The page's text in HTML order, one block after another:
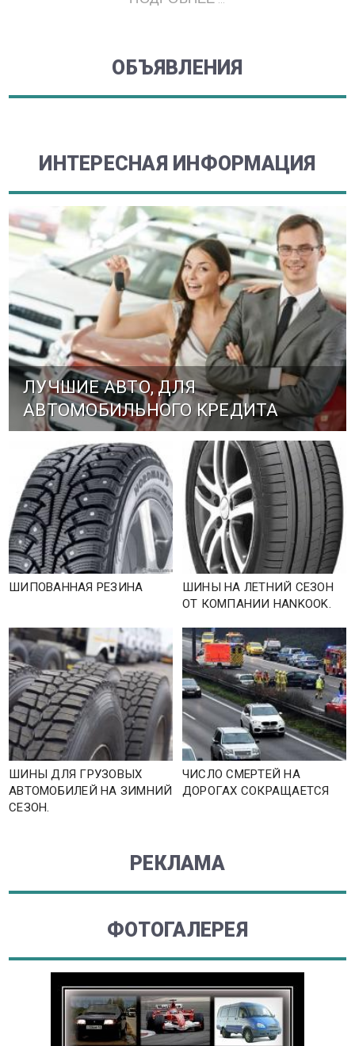
ОБЪЯВЛЕНИЯ
ИНТЕРЕСНАЯ ИНФОРМАЦИЯ
ЛУЧШИЕ АВТО, ДЛЯ
АВТОМОБИЛЬНОГО КРЕДИТА
ШИПОВАННАЯ РЕЗИНА
ШИНЫ НА ЛЕТНИЙ СЕЗОН
ОТ КОМПАНИИ HANKOOK.
ШИНЫ ДЛЯ ГРУЗОВЫХ
АВТОМОБИЛЕЙ НА ЗИМНИЙ
СЕЗОН.
ЧИСЛО СМЕРТЕЙ НА
ДОРОГАХ СОКРАЩАЕТСЯ
РЕКЛАМА
ФОТОГАЛЕРЕЯ